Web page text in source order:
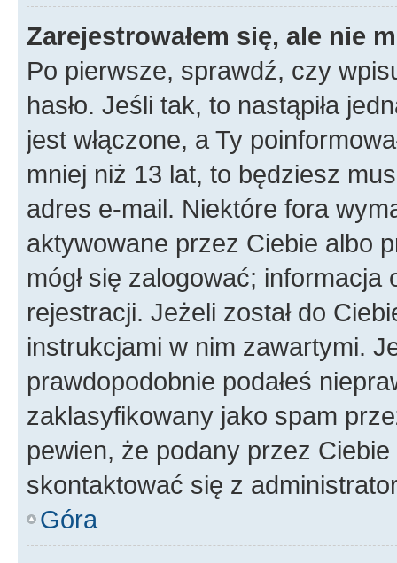
Zarejestrowałem się, ale nie
Po pierwsze, sprawdź, czy
hasło. Jeśli tak, to nastąpiła
jest włączone, a Ty
mniej niż 13 lat, to będziesz
adres e-mail. Niektóre fora
aktywowane przez Ciebie albo
mógł się zalogować;
rejestracji. Jeżeli został do
instrukcjami w nim zawartymi.
prawdopodobnie podałeś
zaklasyfikowany jako spam
pewien, że podany przez
skontaktować się z
Góra